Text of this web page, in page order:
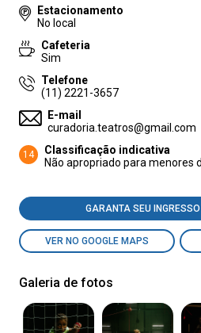
Estacionamento
No local
Cafeteria
Sim
Telefone
(11) 2221-3657
E-mail
curadoria.teatros@gmail.com
14
Classificação indicativa
Não apropriado para menores
GARANTA SEU
VER NO GOOGLE MAPS
Galeria de fotos